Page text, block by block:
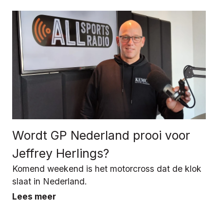
Wordt GP Nederland prooi voor
Jeffrey Herlings?
Komend weekend is het motorcross dat de klok
slaat in Nederland.
Lees meer